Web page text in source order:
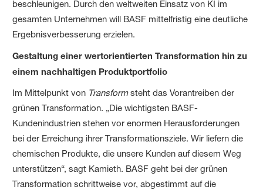
beschleunigen. Durch den weltweiten Einsatz von KI im
gesamten Unternehmen will BASF mittelfristig eine deutliche
Ergebnisverbesserung erzielen.
Gestaltung einer wertorientierten Transformation hin zu
einem nachhaltigen Produktportfolio
Im Mittelpunkt von Transformsteht das Vorantreiben der
grünen Transformation. „Die wichtigsten BASF-
Kundenindustrien stehen vor enormen Herausforderungen
bei der Erreichung ihrer Transformationsziele. Wir liefern die
chemischen Produkte, die unsere Kunden auf diesem Weg
unterstützen“, sagt Kamieth. BASF geht bei der grünen
Transformation schrittweise vor, abgestimmt auf die